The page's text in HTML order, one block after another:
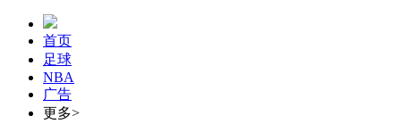
首页
足球
NBA
广告
更多>